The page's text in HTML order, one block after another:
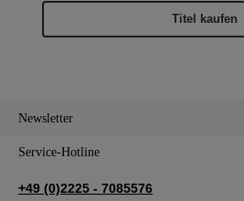
Titel kaufen
Newsletter
Service-Hotline
+49 (0)2225 - 7085576